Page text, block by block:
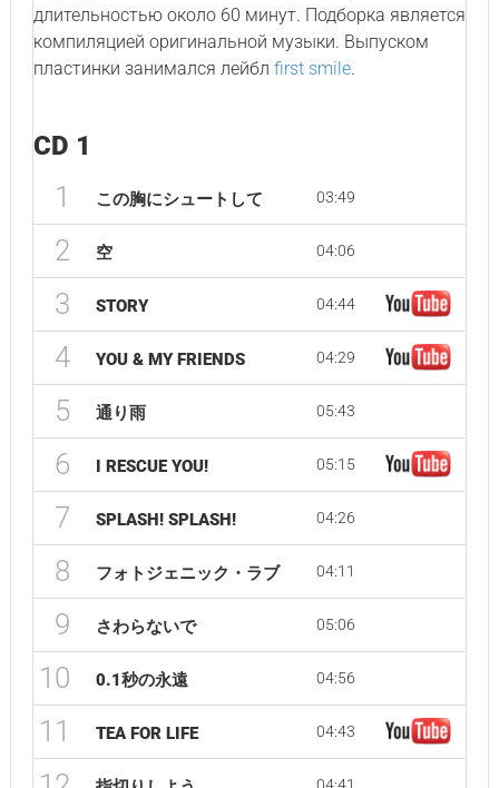
длительностью около 60 минут. Подборка является
компиляцией оригинальной музыки. Выпуском
пластинки занимался лейбл first smile.
CD 1
1 この胸にシュートして 03:49
2 空 04:06
3 STORY 04:44
4 YOU & MY FRIENDS 04:29
5 通り雨 05:43
6 I RESCUE YOU! 05:15
7 SPLASH! SPLASH! 04:26
8 フォトジェニック・ラブ 04:11
9 さわらないで 05:06
10 0.1秒の永遠 04:56
11 TEA FOR LIFE 04:43